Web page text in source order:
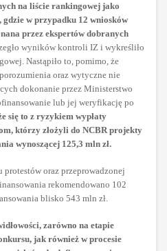
na liście rankingowej jako
w przypadku 12 wniosków
przez ekspertów dobranych
wyników kontroli IZ i wykreśliło
Nastąpiło to, pomimo, że
oraz wytyczne nie
dokonanie przez Ministerstwo
lub jej weryfikację po
się to z ryzykiem wypłaty
którzy złożyli do NCBR projekty
wynoszącej 125,3 mln zł.
oraz przeprowadzonej
rekomendowano 102
blisko 543 mln zł.
zarówno na etapie
jak również w procesie